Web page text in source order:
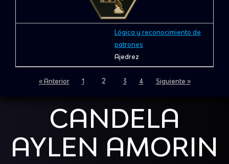
Lógica y reconocimiento de
patrones
Ajedrez
« Anterior 1 2 3 4 Siguiente »
CANDELA
AYLEN AMORIN